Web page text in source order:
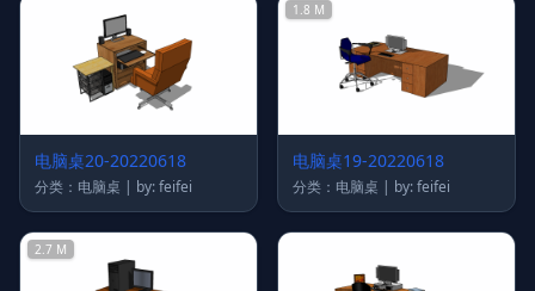
电脑桌20-20220618
分类：电脑桌 | by: feifei
1.8 M
电脑桌19-20220618
分类：电脑桌 | by: feifei
2.7 M